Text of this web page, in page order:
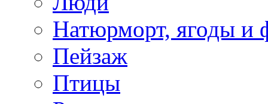
Натюрморт, ягоды и
Пейзаж
Птицы